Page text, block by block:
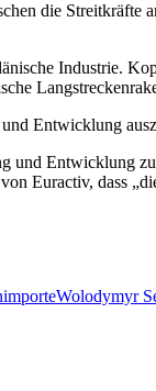
die Streitkräfte
Industrie.
Entwicklung
und Entwicklung
Euractiv, dass
Wolodymyr